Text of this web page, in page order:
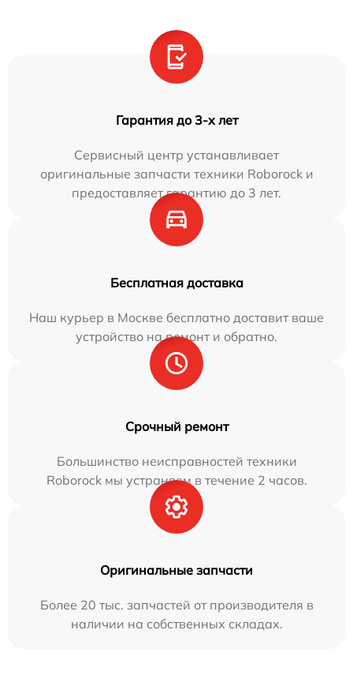
Гарантия до 3-х лет
Сервисный центр устанавливает
оригинальные запчасти техники Roborock и
предоставляет гарантию до 3 лет.
Бесплатная доставка
Наш курьер в Москве бесплатно доставит ваше
устройство на ремонт и обратно.
Срочный ремонт
Большинство неисправностей техники
Roborock мы устраняем в течение 2 часов.
Оригинальные запчасти
Более 20 тыс. запчастей от производителя в
наличии на собственных складах.